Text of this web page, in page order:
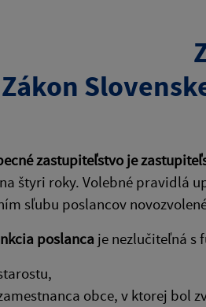
Zákon
zastupiteľstvo je
štyri roky. Volebné pravidlá
sľubu poslancov
poslanca je nezlučiteľná s
obce, v ktorej bol